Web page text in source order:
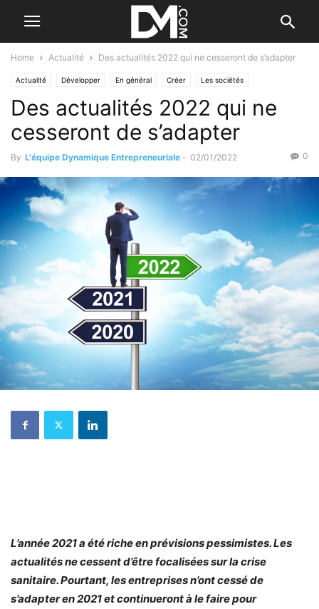
Home Actualité Des actualités 2022 qui ne cesseront de s’adapter
Actualité Développer En général Créer Les sociétés
Des actualités 2022 qui ne
cesseront de s’adapter
By L'équipe Dynamique Entrepreneuriale - 02/01/2022 0
L’année 2021 a été riche en prévisions pessimistes. Les
actualités ne cessent d’être focalisées sur la crise
sanitaire. Pourtant, les entreprises n’ont cessé de
s’adapter en 2021 et continueront à le faire pour